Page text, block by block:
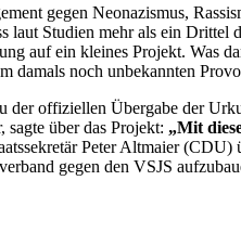
gegen Neonazismus,
laut Studien mehr als ein Drittel
auf ein kleines Projekt. Was
damals noch unbekannten
der offiziellen Übergabe der
über das Projekt: „Mit
Peter Altmaier (CDU)
gegen den VSJS